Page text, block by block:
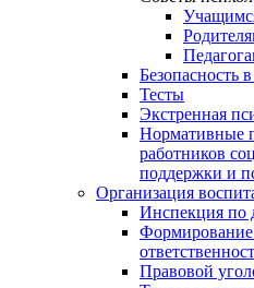
Безопасность
Тесты
Экстренная
Нормативные
работников
поддержки и
Организация
Инспекция по
Формирование
Правовой